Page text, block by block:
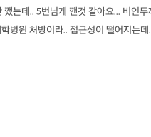
는데.. 5번넘게 깬것 같아요... 비인
병원 처방이라.. 접근성이 떨어지는